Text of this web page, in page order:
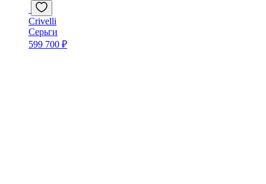
Crivelli
Серьги
599 700 ₽